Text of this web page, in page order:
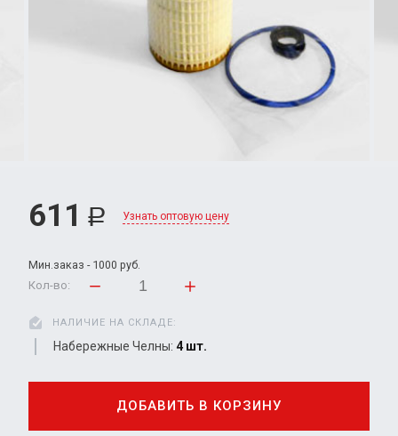
611 Р Узнать оптовую цену
Мин.заказ - 1000 руб.
Кол-во:
НАЛИЧИЕ НА СКЛАДЕ:
Набережные Челны: 4 шт.
ДОБАВИТЬ В КОРЗИНУ